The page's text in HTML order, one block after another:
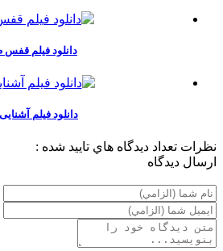
دانلود فیلم قفس
دانلود فیلم آشنایی
نظرات تعداد ديدگاه هاي تاييد شده :
ارسال ديدگاه